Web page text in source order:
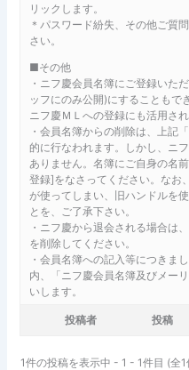
リックします。
＊パスワード紛失、その他ご質
さい。
■その他
・ニフ慶会員名簿にご登録いた
ッフにのみ公開)にすることもで
ニフ慶ＭＬへの登録にも活用され
・会員名簿からの削除は、上記
的に行なわれます。しかし、ニ
ありません。名簿にご自身の名
登録]をなさってください。なお
が使ってしまい、旧ハンドルを
とを、ご了承下さい。
・ニフ慶から退会される場合は
を削除してください。
・会員名簿への記入等につきま
内、「ニフ慶会員名簿及びメー
いします。
投稿者 投稿
1件の投稿を表示中 - 1 - 1件目 (全1